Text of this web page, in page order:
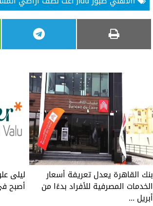
بنك القاهرة يعدل تعريفة أسعار
الخدمات المصرفية للأفراد بدءًا من
أبريل ...
ليلى
أصبح